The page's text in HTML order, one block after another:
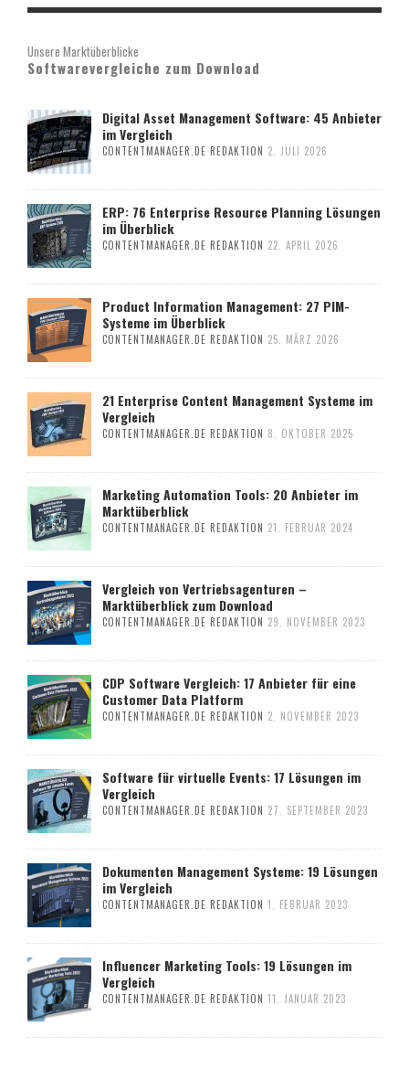
Unsere Marktüberblicke
Softwarevergleiche zum Download
Digital Asset Management Software: 45 Anbieter
im Vergleich
CONTENTMANAGER.DE REDAKTION 2. JULI 2026
ERP: 76 Enterprise Resource Planning Lösungen
im Überblick
CONTENTMANAGER.DE REDAKTION 22. APRIL 2026
Product Information Management: 27 PIM-
Systeme im Überblick
CONTENTMANAGER.DE REDAKTION 25. MÄRZ 2026
21 Enterprise Content Management Systeme im
Vergleich
CONTENTMANAGER.DE REDAKTION 8. OKTOBER 2025
Marketing Automation Tools: 20 Anbieter im
Marktüberblick
CONTENTMANAGER.DE REDAKTION 21. FEBRUAR 2024
Vergleich von Vertriebsagenturen –
Marktüberblick zum Download
CONTENTMANAGER.DE REDAKTION 29. NOVEMBER 2023
CDP Software Vergleich: 17 Anbieter für eine
Customer Data Platform
CONTENTMANAGER.DE REDAKTION 2. NOVEMBER 2023
Software für virtuelle Events: 17 Lösungen im
Vergleich
CONTENTMANAGER.DE REDAKTION 27. SEPTEMBER 2023
Dokumenten Management Systeme: 19 Lösungen
im Vergleich
CONTENTMANAGER.DE REDAKTION 1. FEBRUAR 2023
Influencer Marketing Tools: 19 Lösungen im
Vergleich
CONTENTMANAGER.DE REDAKTION 11. JANUAR 2023